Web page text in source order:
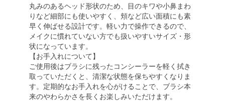
丸みのあるヘッド形状のため、目のキワや小鼻まわ
りなど細部にも使いやすく、頬など広い面積にも素
早く伸ばせる設計です。軽い力で操作できるので、
メイクに慣れていない方でも扱いやすいサイズ・形
状になっています。
【お手入れについて】
ご使用後はブラシに残ったコンシーラーを軽く拭き
取っていただくと、清潔な状態を保ちやすくなりま
す。定期的なお手入れを心がけることで、ブラシ本
来のやわらかさを長くお楽しみいただけます。